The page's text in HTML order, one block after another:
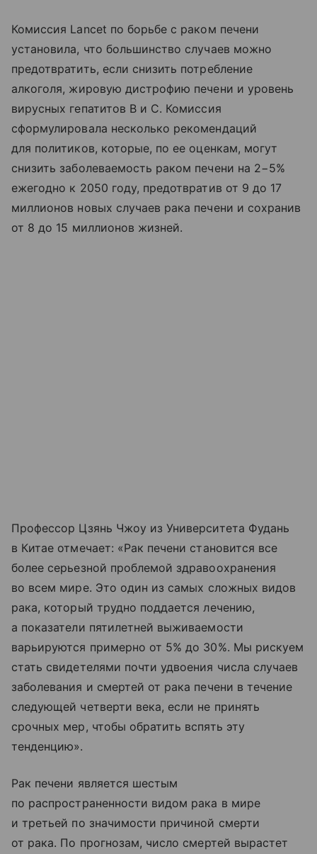
Комиссия Lancet по борьбе с раком печени
установила, что большинство случаев можно
предотвратить, если снизить потребление
алкоголя, жировую дистрофию печени и уровень
вирусных гепатитов В и С. Комиссия
сформулировала несколько рекомендаций
для политиков, которые, по ее оценкам, могут
снизить заболеваемость раком печени на 2−5%
ежегодно к 2050 году, предотвратив от 9 до 17
миллионов новых случаев рака печени и сохранив
от 8 до 15 миллионов жизней.
Профессор Цзянь Чжоу из Университета Фудань
в Китае отмечает: «Рак печени становится все
более серьезной проблемой здравоохранения
во всем мире. Это один из самых сложных видов
рака, который трудно поддается лечению,
а показатели пятилетней выживаемости
варьируются примерно от 5% до 30%. Мы рискуем
стать свидетелями почти удвоения числа случаев
заболевания и смертей от рака печени в течение
следующей четверти века, если не принять
срочных мер, чтобы обратить вспять эту
тенденцию».
Рак печени является шестым
по распространенности видом рака в мире
и третьей по значимости причиной смерти
от рака. По прогнозам, число смертей вырастет